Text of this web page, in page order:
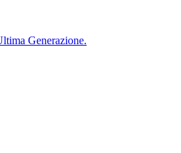
Generazione.